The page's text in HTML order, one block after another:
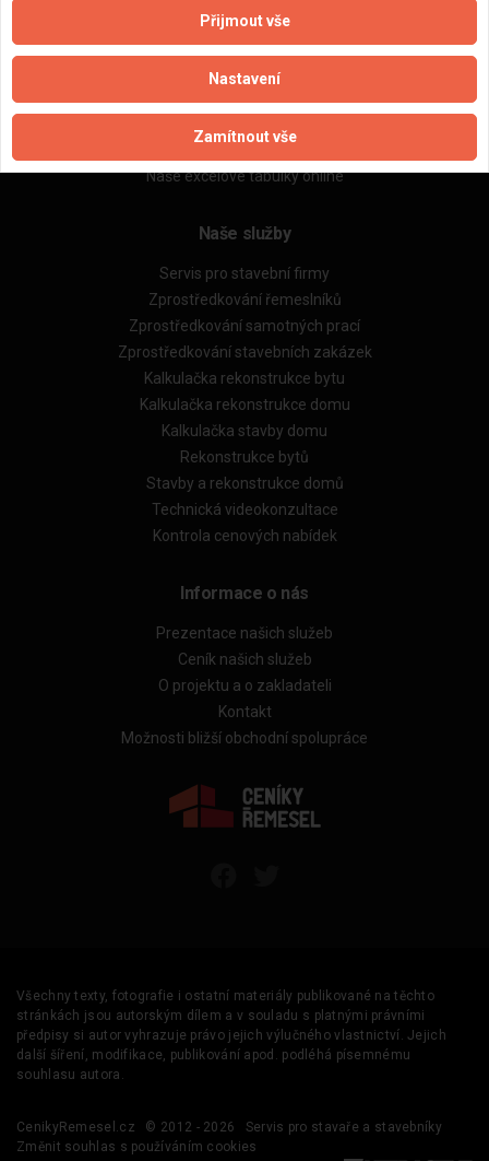
Naše firmy a řemeslníci
Zpracování a ochrana osobních údajů
Zásady pro používání souborů cookie
Naše excelové tabulky online
Naše služby
Servis pro stavební firmy
Zprostředkování řemeslníků
Zprostředkování samotných prací
Zprostředkování stavebních zakázek
Kalkulačka rekonstrukce bytu
Kalkulačka rekonstrukce domu
Kalkulačka stavby domu
Rekonstrukce bytů
Stavby a rekonstrukce domů
Technická videokonzultace
Kontrola cenových nabídek
Informace o nás
Prezentace našich služeb
Ceník našich služeb
O projektu a o zakladateli
Kontakt
Možnosti bližší obchodní spolupráce
Všechny texty, fotografie i ostatní materiály publikované na těchto
stránkách jsou autorským dílem a v souladu s platnými právními
předpisy si autor vyhrazuje právo jejich výlučného vlastnictví. Jejich
další šíření, modifikace, publikování apod. podléhá písemnému
souhlasu autora.
CenikyRemesel.cz © 2012 - 2026
Servis pro stavaře a stavebníky
Změnit souhlas s používáním cookies
Přijmout vše
Nastavení
Zamítnout vše